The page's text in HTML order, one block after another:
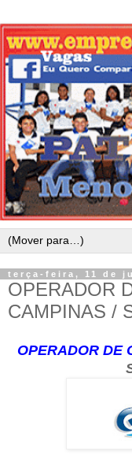
terça-feira, 11 de
OPERADOR
CAMPINAS /
OPERADOR DE